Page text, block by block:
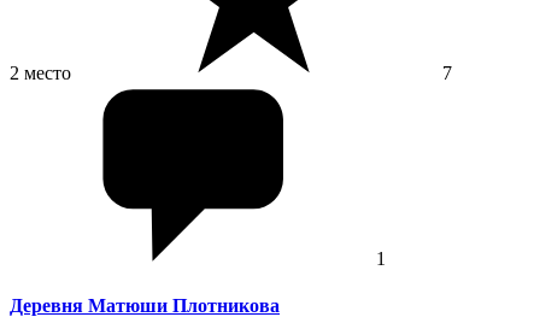
2 место 7
1
Деревня Матюши Плотникова